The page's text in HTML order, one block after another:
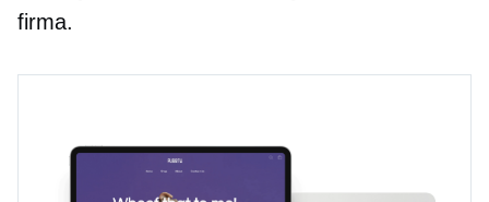
firma.